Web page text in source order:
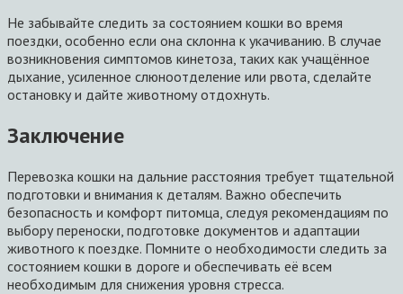
Не забывайте следить за состоянием кошки во время
поездки, особенно если она склонна к укачиванию. В случае
возникновения симптомов кинетоза, таких как учащённое
дыхание, усиленное слюноотделение или рвота, сделайте
остановку и дайте животному отдохнуть.
Заключение
Перевозка кошки на дальние расстояния требует тщательной
подготовки и внимания к деталям. Важно обеспечить
безопасность и комфорт питомца, следуя рекомендациям по
выбору переноски, подготовке документов и адаптации
животного к поездке. Помните о необходимости следить за
состоянием кошки в дороге и обеспечивать её всем
необходимым для снижения уровня стресса.